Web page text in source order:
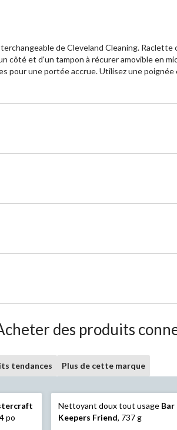
de Cleveland Cleaning.
côté et d'un tampon à récurer amovible en
pour une portée accrue. Utilisez une
des produits
tendances Plus de cette marque
po
Nettoyant doux tout usage Bar
Keepers Friend, 737 g